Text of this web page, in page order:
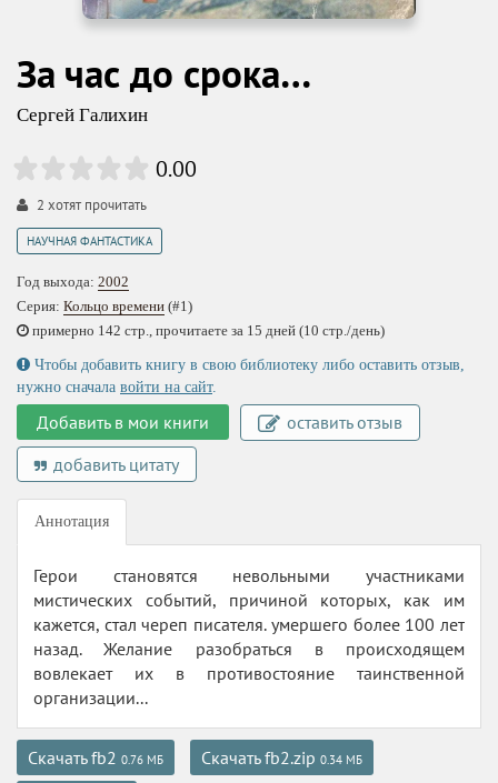
За час до срока…
Сергей Галихин
0.00
2 хотят прочитать
НАУЧНАЯ ФАНТАСТИКА
Год выхода: 2002
Серия: Кольцо времени (#1)
примерно 142 стр., прочитаете за 15 дней (10 стр./день)
Чтобы добавить книгу в свою библиотеку либо оставить отзыв,
нужно сначала войти на сайт.
Добавить в мои книги
оставить отзыв
добавить цитату
Аннотация
Герои становятся невольными участниками
мистических событий, причиной которых, как им
кажется, стал череп писателя. умершего более 100 лет
назад. Желание разобраться в происходящем
вовлекает их в противостояние таинственной
организации...
Скачать fb2 0.76 МБ Скачать fb2.zip 0.34 МБ